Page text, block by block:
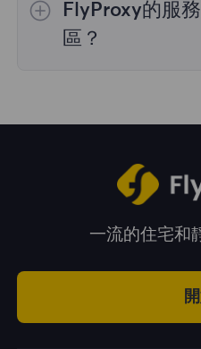
有用。您可以在管理
國家的IP地址。
FlyProxy的服
區？
一流的住宅和